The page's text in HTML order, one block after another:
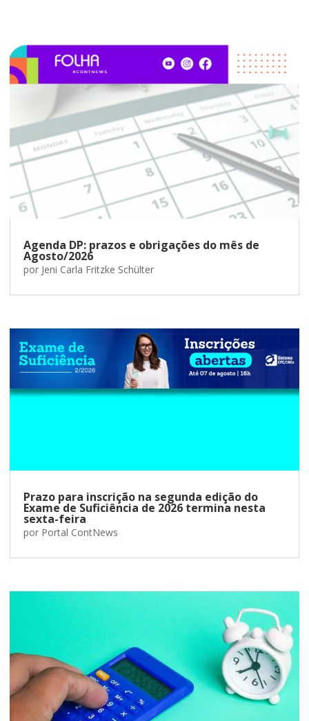
Agenda DP: prazos e obrigações do mês de
Agosto/2026
por Jeni Carla Fritzke Schülter
Prazo para inscrição na segunda edição do
Exame de Suficiência de 2026 termina nesta
sexta-feira
por Portal ContNews